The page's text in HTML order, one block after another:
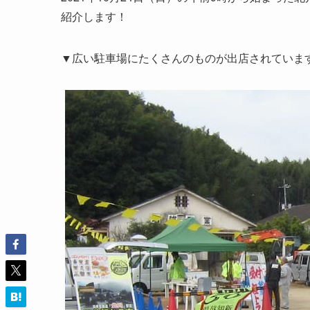
紹介します！
▼広い駐車場にたくさんのものが出店されていま